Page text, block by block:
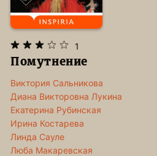
1
Помутнение
Виктория Сальникова
Диана Викторовна Лукина
Екатерина Рубинская
Ирина Костарева
Линда Сауле
Люба Макаревская